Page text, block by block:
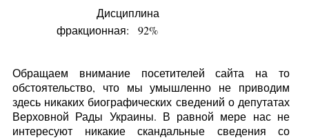
Дисциплина
фракционная:
92%
Обращаем внимание посетителей сайта на то
обстоятельство, что мы умышленно не приводим
здесь никаких биографических сведений о депутатах
Верховной Рады Украины. В равной мере нас не
интересуют никакие скандальные сведения со